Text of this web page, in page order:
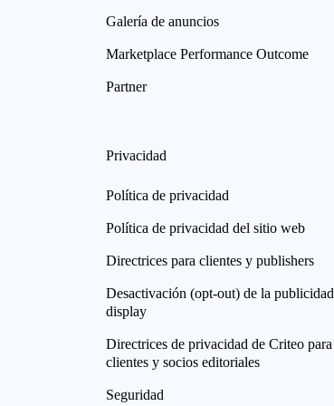
Galería de anuncios
Marketplace Performance Outcome
Partner
Privacidad
Política de privacidad
Política de privacidad del sitio web
Directrices para clientes y publishers
Desactivación (opt-out) de la publicidad
display
Directrices de privacidad de Criteo para
clientes y socios editoriales
Seguridad